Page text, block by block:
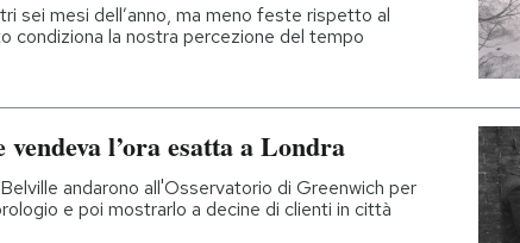
2026
sei mesi dell’anno, ma meno feste rispetto al
condiziona la nostra percezione del tempo
l’ora esatta a Londra
andarono all'Osservatorio di Greenwich per
e poi mostrarlo a decine di clienti in città